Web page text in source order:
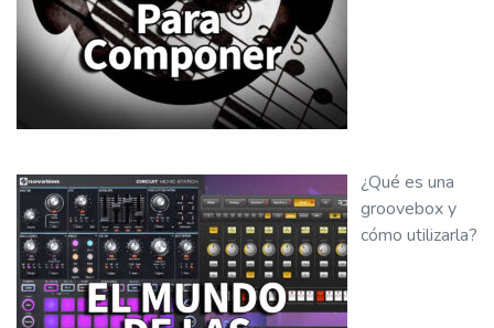
¿Qué es una
groovebox y
cómo utilizarla?